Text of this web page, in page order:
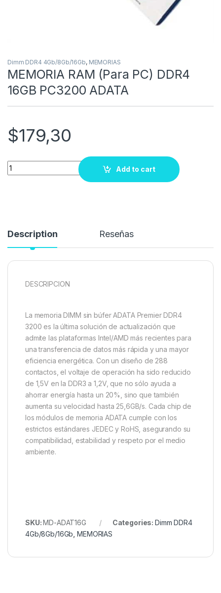
Dimm DDR4 4Gb/8Gb/16Gb, MEMORIAS
MEMORIA RAM (Para PC) DDR4
16GB PC3200 ADATA
$179,30
Quantity
Add to cart
Description Reseñas
DESCRIPCION
La memoria DIMM sin búfer ADATA Premier DDR4
3200 es la última solución de actualización que
admite las plataformas Intel/AMD más recientes para
una transferencia de datos más rápida y una mayor
eficiencia energética. Con un diseño de 288
contactos, el voltaje de operación ha sido reducido
de 1,5V en la DDR3 a 1,2V, que no sólo ayuda a
ahorrar energía hasta un 20%, sino que también
aumenta su velocidad hasta 25,6GB/s. Cada chip de
los módulos de memoria ADATA cumple con los
estrictos estándares JEDEC y RoHS, asegurando su
compatibilidad, estabilidad y respeto por el medio
ambiente.
SKU:MD-ADAT16G Categories: Dimm DDR4
4Gb/8Gb/16Gb ,MEMORIAS